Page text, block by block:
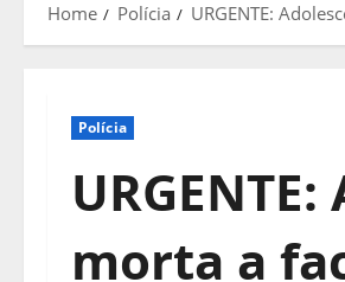
Home Polícia URGENTE:
Polícia
morta a